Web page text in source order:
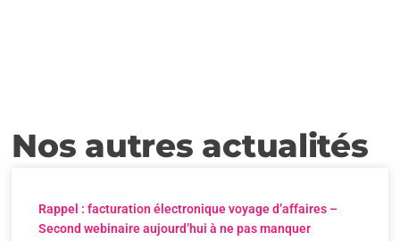
Nos autres actualités
Rappel : facturation électronique voyage d’affaires –
Second webinaire aujourd’hui à ne pas manquer